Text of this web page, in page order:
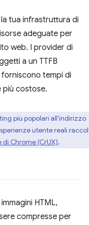
tua infrastruttura di
adeguate per
web. I provider di
a un TTFB
tempi di
più costose.
più popolari all'indirizzo
utente reali
Chrome (CrUX).
HTML,
compresse per